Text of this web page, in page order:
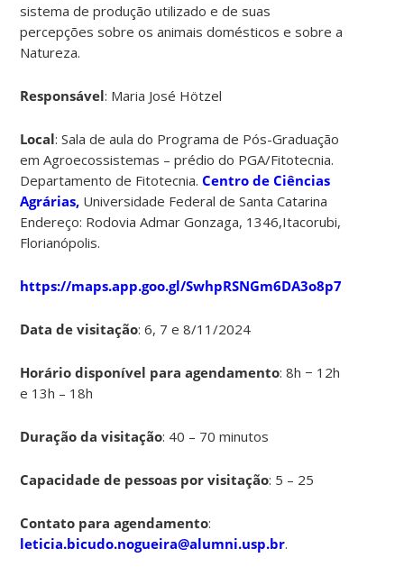
sistema de produção utilizado e de suas
percepções sobre os animais domésticos e sobre a
Natureza.
Responsável: Maria José Hötzel
Local: Sala de aula do Programa de Pós-Graduação
em Agroecossistemas – prédio do PGA/Fitotecnia.
Departamento de Fitotecnia. Centro de Ciências
Agrárias, Universidade Federal de Santa Catarina
Endereço: Rodovia Admar Gonzaga, 1346,Itacorubi,
Florianópolis.
https://maps.app.goo.gl/SwhpRSNGm6DA3o8p7
Data de visitação: 6, 7 e 8/11/2024
Horário disponível para agendamento: 8h − 12h
e 13h – 18h
Duração da visitação: 40 – 70 minutos
Capacidade de pessoas por visitação: 5 – 25
Contato para agendamento:
leticia.bicudo.nogueira@alumni.usp.br.